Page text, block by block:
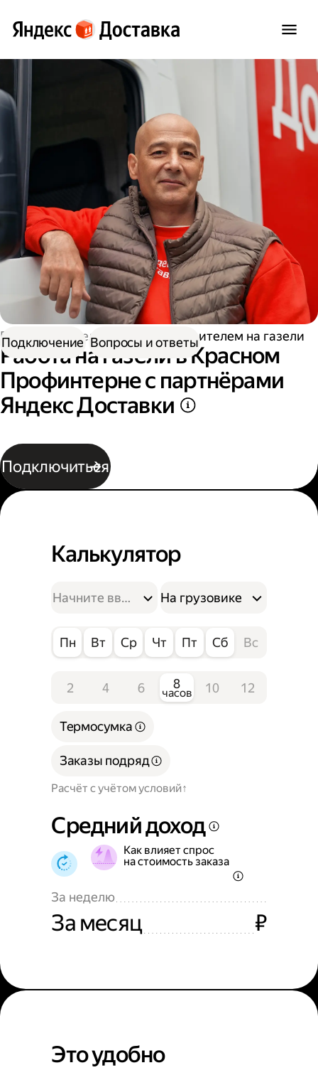
Работа водителем Работа водителем на газели
Работа на газели в Красном
Профинтерне с партнёрами
Яндекс Доставки
Подключиться
Подключение Вопросы и ответы
Калькулятор
На грузовике
Пн Вт Ср Чт Пт Сб Вс
2 4 6 8
часов 10 12
Расчёт с учётом условий
Термосумка
Заказы подряд
Средний доход
Как влияет спрос
на стоимость заказа
За неделю
За месяц ₽
Это удобно